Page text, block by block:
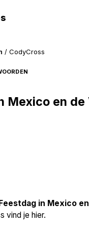
/ CodyCross
Mexico en de
in Mexico
vind je hier.